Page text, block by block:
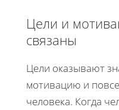
Цели и
связаны
Цели оказывают
мотивацию и
человека. Когда